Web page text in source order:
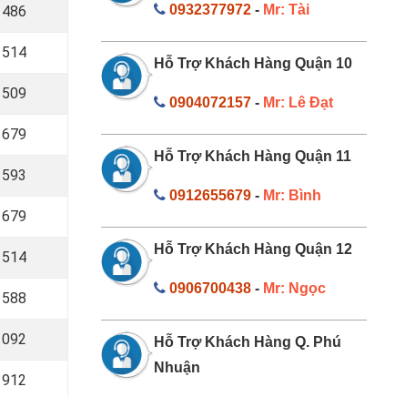
0932377972 - Mr: Tài
Hỗ Trợ Khách Hàng Quận 10
0904072157 - Mr: Lê Đạt
Hỗ Trợ Khách Hàng Quận 11
0912655679 - Mr: Bình
Hỗ Trợ Khách Hàng Quận 12
0906700438 - Mr: Ngọc
Hỗ Trợ Khách Hàng Q. Phú
Nhuận